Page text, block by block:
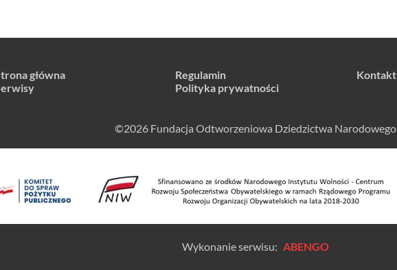
główna
Regulamin
Polityka prywatności
Kontakt
©2026 Fundacja Odtworzeniowa Dziedzictwa Narodowego
Wykonanie serwisu: ABENGO